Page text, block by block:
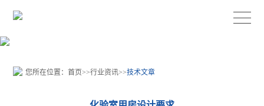
您所在位置：首页>>行业资讯>>技术文章